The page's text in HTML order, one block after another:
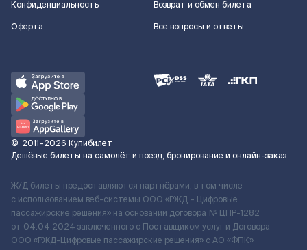
Конфиденциальность
Оферта
Возврат и обмен билета
Все вопросы и ответы
© 2011–2026 Купибилет
Дешёвые билеты на самолёт и поезд, бронирование и онлайн-заказ
Ж/Д билеты предоставляются партнёрами, в том числе
с использованием веб-системы ООО «РЖД – Цифровые
пассажирские решения» на основании договора № ЦПР-1282
от 04.04.2024 заключенного с Поставщиком услуг и Договора
ООО «РЖД-Цифровые пассажирские решения» c АО «ФПК»